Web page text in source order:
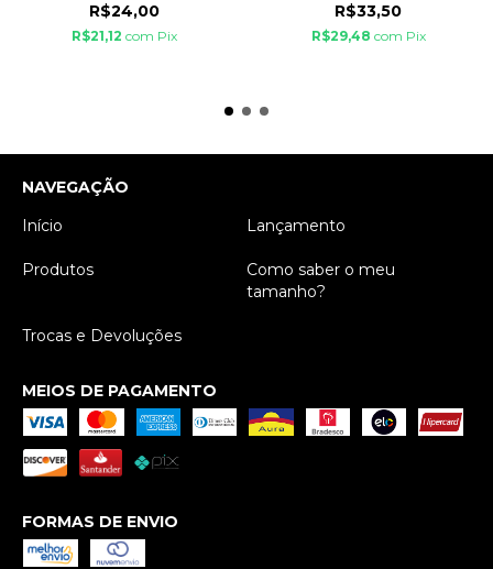
R$24,00
R$21,12com Pix
R$33,50
R$29,48 com Pix
NAVEGAÇÃO
Início
Lançamento
Produtos
Como saber o meu
tamanho?
Trocas e Devoluções
MEIOS DE PAGAMENTO
FORMAS DE ENVIO